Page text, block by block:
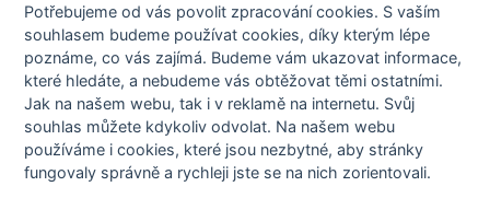
Členové STOBklubu
Zásady nakládání s osobními údaji
Otestujte se
Spočítejte si
Výzva 52
Potřebujeme od vás povolit zpracování cookies. S vaším
souhlasem budeme používat cookies, díky kterým lépe
poznáme,co vás zajímá. Budeme vám ukazovat informace,
které hledáte, a nebudeme vás obtěžovat těmi ostatními.
Jak na našem webu, tak i v reklamě na internetu. Svůj
souhlas můžete kdykoliv odvolat. Na našem webu
používáme i cookies, které jsou nezbytné, aby stránky
fungovaly správně a rychleji jste se na nich zorientovali.